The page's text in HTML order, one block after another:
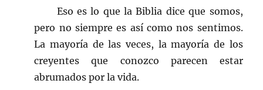
Eso es lo que la Biblia dice que somos,
pero no siempre es así como nos sentimos.
La mayoría de las veces, la mayoría de los
creyentes que conozco parecen estar
abrumados por la vida.